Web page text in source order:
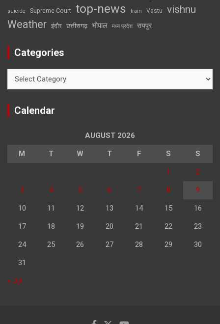
suicide Supreme Court top-news train Vastu vishnu
Weather इंदौर छत्तीसगढ़ भोपाल मध्य प्रदेश रायपुर
Categories
Calendar
AUGUST 2026
M T W T F S S
1 2
3 4 5 6 7 8 9
10 11 12 13 14 15 16
17 18 19 20 21 22 23
24 25 26 27 28 29 30
31
« Jul